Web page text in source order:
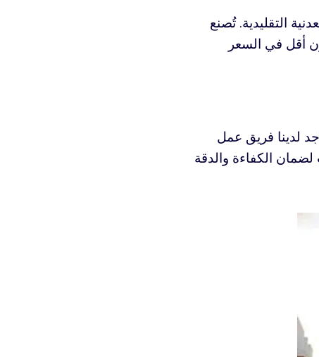
التقليدية. تُصنع
أقل في السعر
لدينا فريق عمل
الكفاءة والدقة